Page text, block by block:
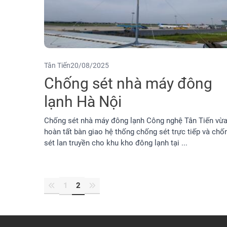
Tân Tiến20/08/2025
Chống sét nhà máy đông
lạnh Hà Nội
Chống sét nhà máy đông lạnh Công nghệ Tân Tiến vừa
hoàn tất bàn giao hệ thống chống sét trực tiếp và
sét lan truyền cho khu kho đông lạnh tại ...
1 2